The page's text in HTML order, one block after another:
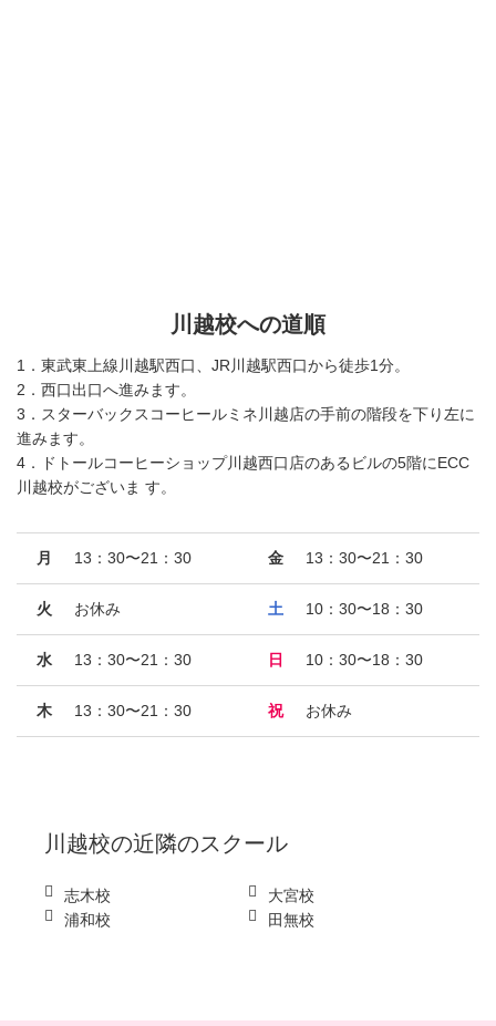
川越校への道順
1．東武東上線川越駅西口、JR川越駅西口から徒歩1分。
2．西口出口へ進みます。
3．スターバックスコーヒールミネ川越店の手前の階段を下り左に
進みます。
4．ドトールコーヒーショップ川越西口店のあるビルの5階にECC
川越校がございま す。
月 13：30〜21：30
火 お休み
水 13：30〜21：30
木 13：30〜21：30
金 13：30〜21：30
土 10：30〜18：30
日 10：30〜18：30
祝 お休み
川越校の近隣のスクール
志木校
大宮校
浦和校
田無校